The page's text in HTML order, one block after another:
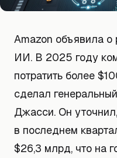
Amazon объявила
ИИ. В 2025 году
потратить более
сделал
Джасси. Он
в последнем
$26,3 млрд, что на